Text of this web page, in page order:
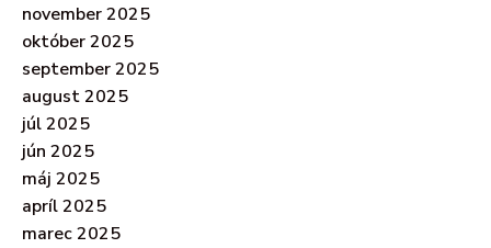
november 2025
október 2025
september 2025
august 2025
júl 2025
jún 2025
máj 2025
apríl 2025
marec 2025